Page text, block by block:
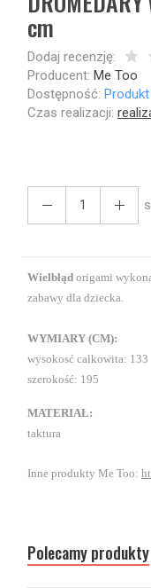
cm
Dodaj recenzję:
Producent: Me Too
Dostępność:
Czas realizacji:
Wielbłąd origami
zabawy dla dziecka.
WYMIARY (CM):
wysokosć całkowita: 133
szerokość: 195
MATERIAŁ:
taktura
Inne produkty Me Too:
Polecamy produkty